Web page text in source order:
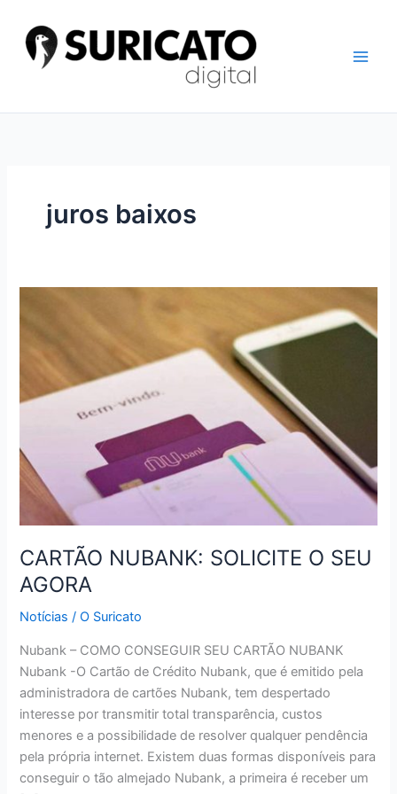
conteúdo
juros baixos
CARTÃO NUBANK: SOLICITE O SEU
AGORA
Notícias /O Suricato
Nubank – COMO CONSEGUIR SEU CARTÃO NUBANK
Nubank -O Cartão de Crédito Nubank, que é emitido pela
administradora de cartões Nubank, tem despertado
interesse por transmitir total transparência, custos
menores e a possibilidade de resolver qualquer pendência
pela própria internet. Existem duas formas disponíveis para
conseguir o tão almejado Nubank, a primeira é receber um